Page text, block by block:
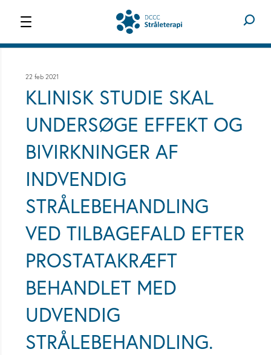
22 feb 2021
KLINISK STUDIE SKAL
UNDERSØGE EFFEKT OG
BIVIRKNINGER AF
INDVENDIG
STRÅLEBEHANDLING
VED TILBAGEFALD EFTER
PROSTATAKRÆFT
BEHANDLET MED
UDVENDIG
STRÅLEBEHANDLING.